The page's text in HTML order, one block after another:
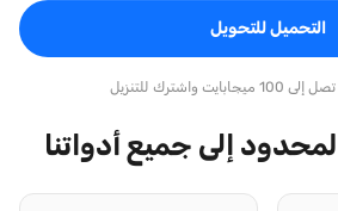
التحميل للتحويل
واشترك للتنزيل
إلى جميع أدواتنا